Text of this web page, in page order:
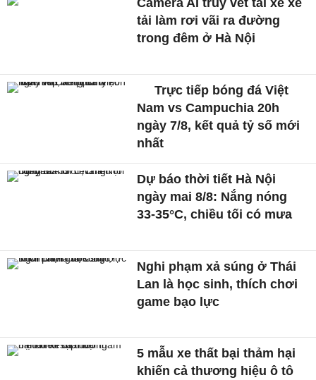
Camera AI truy vết tài xế xe
tải làm rơi vãi ra đường
trong đêm ở Hà Nội
Trực tiếp bóng đá Việt
Nam vs Campuchia 20h
ngày 7/8, kết quả tỷ số mới
nhất
Dự báo thời tiết Hà Nội
ngày mai 8/8: Nắng nóng
33-35°C, chiều tối có mưa
Nghi phạm xả súng ở Thái
Lan là học sinh, thích chơi
game bạo lực
5 mẫu xe thất bại thảm hại
khiến cả thương hiệu ô tô